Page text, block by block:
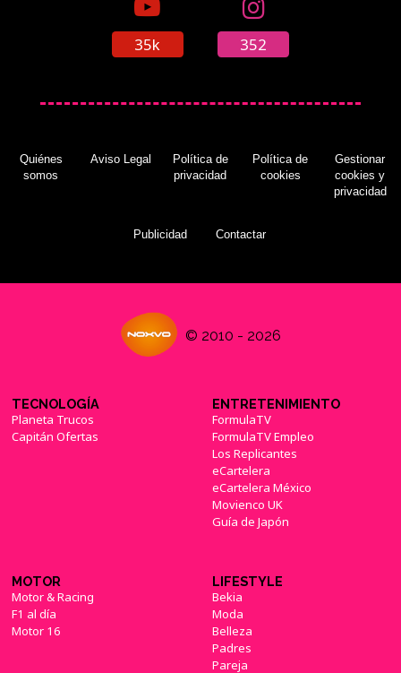
35k 352
Quiénes
somos
Aviso Legal
Política de
privacidad
Política de
cookies
Gestionar
cookies y
privacidad
Publicidad Contactar
© 2010 - 2026
TECNOLOGÍA
Planeta Trucos
Capitán Ofertas
ENTRETENIMIENTO
FormulaTV
FormulaTV Empleo
Los Replicantes
eCartelera
eCartelera México
Movienco UK
Guía de Japón
MOTOR
Motor & Racing
F1 al día
Motor 16
LIFESTYLE
Bekia
Moda
Belleza
Padres
Pareja